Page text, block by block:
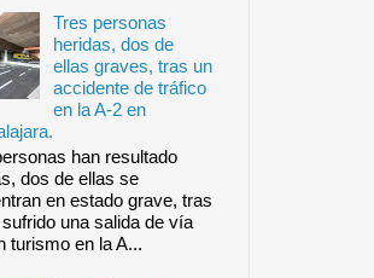
Tres personas
heridas, dos de
ellas graves, tras un
accidente de tráfico
en la A-2 en
han resultado
dos de ellas se
en estado grave, tras
una salida de vía
turismo en la A...